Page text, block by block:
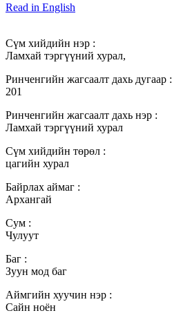
Read in English
Сүм хийдийн нэр :
Ламхай тэргүүний хурал,
Ринченгийн жагсаалт дахь дугаар :
201
Ринченгийн жагсаалт дахь нэр :
Ламхай тэргүүний хурал
Сүм хийдийн төрөл :
цагийн хурал
Байрлах аймаг :
Архангай
Сум :
Чулуут
Баг :
Зуун мод баг
Аймгийн хуучин нэр :
Сайн ноён